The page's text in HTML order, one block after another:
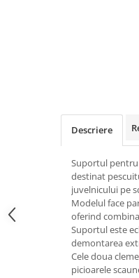
Descriere
Suportul pentru
destinat
juvelnicului pe
Modelul face
oferind
Suportul este
demontarea
Cele doua
picioarele